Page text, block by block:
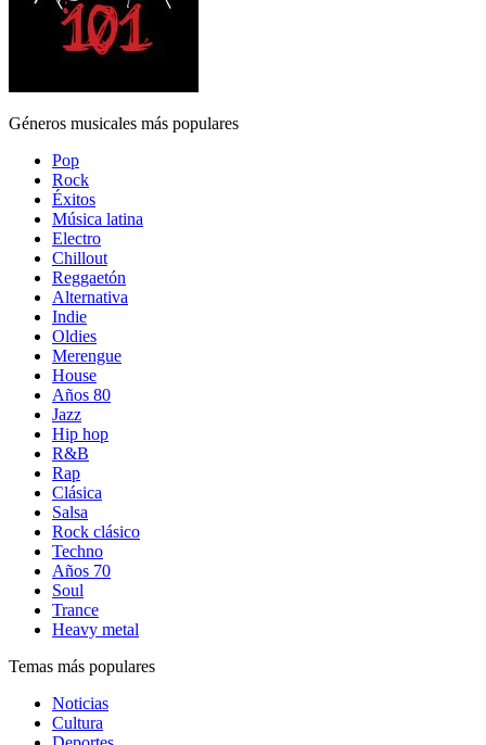
Géneros musicales más populares
Pop
Rock
Éxitos
Música latina
Electro
Chillout
Reggaetón
Alternativa
Indie
Oldies
Merengue
House
Años 80
Jazz
Hip hop
R&B
Rap
Clásica
Salsa
Rock clásico
Techno
Años 70
Soul
Trance
Heavy metal
Temas más populares
Noticias
Cultura